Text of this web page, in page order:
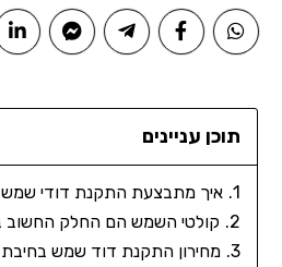
תוכן עניינים
איך מתבצעת התקנת דודי שמש
קולטי השמש הם החלק החשוב
מחירון התקנת דוד שמש בחיבת